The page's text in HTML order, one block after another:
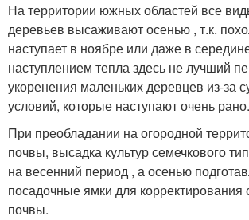
На территории южных областей все
деревьев высаживают осенью , т.к.
наступает в ноябре или даже в
наступлением тепла здесь не лучший
укоренения маленьких деревцев из-за
условий, которые наступают очень рано.
При преобладании на огородной
почвы, высадка культур семечкового
на весенний период , а осенью
посадочные ямки для корректирования
почвы.